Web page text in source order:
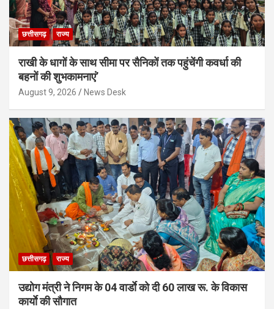
छत्तीसगढ़ राज्य
राखी के धागों के साथ सीमा पर सैनिकों तक पहुंचेंगी कवर्धा की
बहनों की शुभकामनाएं’
August 9, 2026 News Desk
छत्तीसगढ़ राज्य
उद्योग मंत्री ने निगम के 04 वार्डाे को दी 60 लाख रू. के विकास
कार्याे की सौगात